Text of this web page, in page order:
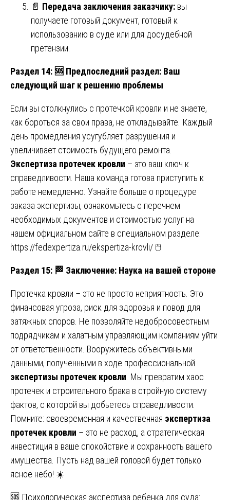
📄 Передача заключения заказчику: вы
получаете готовый документ, готовый к
использованию в суде или для досудебной
претензии.
Раздел 14: 🆘 Предпоследний раздел: Ваш
следующий шаг к решению проблемы
Если вы столкнулись с протечкой кровли и не знаете,
как бороться за свои права, не откладывайте. Каждый
день промедления усугубляет разрушения и
увеличивает стоимость будущего ремонта.
Экспертиза протечек кровли – это ваш ключ к
справедливости. Наша команда готова приступить к
работе немедленно. Узнайте больше о процедуре
заказа экспертизы, ознакомьтесь с перечнем
необходимых документов и стоимостью услуг на
нашем официальном сайте в специальном разделе:
https://fedexpertiza.ru/ekspertiza-krovli/🖱️
Раздел 15: 🏁 Заключение: Наука на вашей стороне
Протечка кровли – это не просто неприятность. Это
финансовая угроза, риск для здоровья и повод для
затяжных споров. Не позволяйте недобросовестным
подрядчикам и халатным управляющим компаниям уйти
от ответственности. Вооружитесь объективными
данными, полученными в ходе профессиональной
экспертизы протечек кровли . Мы превратим хаос
протечек и строительного брака в стройную систему
фактов, с которой вы добьетесь справедливости.
Помните: своевременная и качественная экспертиза
протечек кровли – это не расход, а стратегическая
инвестиция в ваше спокойствие и сохранность вашего
имущества. Пусть над вашей головой будет только
ясное небо! ☀️
🆘 Психологическая экспертиза ребенка для суда: